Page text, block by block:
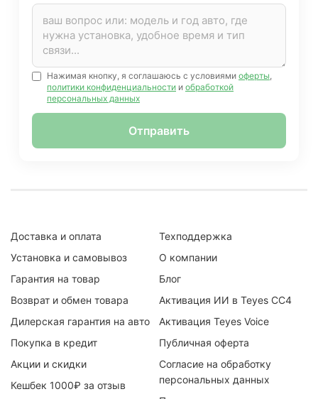
Нажимая кнопку, я соглашаюсь с условиями оферты
политики конфиденциальности и обработкой
персональных данных
Отправить
Доставка и оплата
Установка и самовывоз
Гарантия на товар
Возврат и обмен товара
Дилерская гарантия на авто
Покупка в кредит
Акции и скидки
Кешбек 1000₽ за отзыв
Техподдержка
О компании
Блог
Активация ИИ в Teyes CC4
Активация Teyes Voice
Публичная оферта
Согласие на обработку
персональных данных